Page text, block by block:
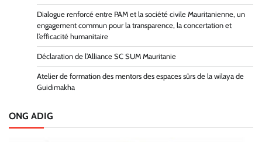
Dialogue renforcé entre PAM et la société civile Mauritanienne, un
engagement commun pour la transparence, la concertation et
l’efficacité humanitaire
Déclaration de l’Alliance SC SUM Mauritanie
Atelier de formation des mentors des espaces sûrs de la wilaya de
Guidimakha
ONG ADIG